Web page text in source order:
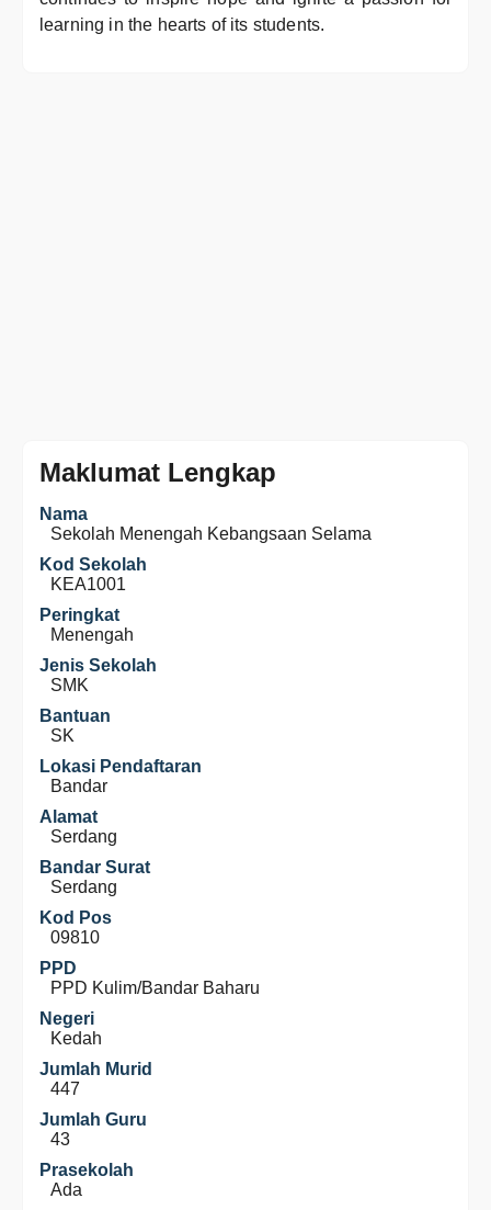
learning in the hearts of its students.
Maklumat Lengkap
Nama
Sekolah Menengah Kebangsaan Selama
Kod Sekolah
KEA1001
Peringkat
Menengah
Jenis Sekolah
SMK
Bantuan
SK
Lokasi Pendaftaran
Bandar
Alamat
Serdang
Bandar Surat
Serdang
Kod Pos
09810
PPD
PPD Kulim/Bandar Baharu
Negeri
Kedah
Jumlah Murid
447
Jumlah Guru
43
Prasekolah
Ada